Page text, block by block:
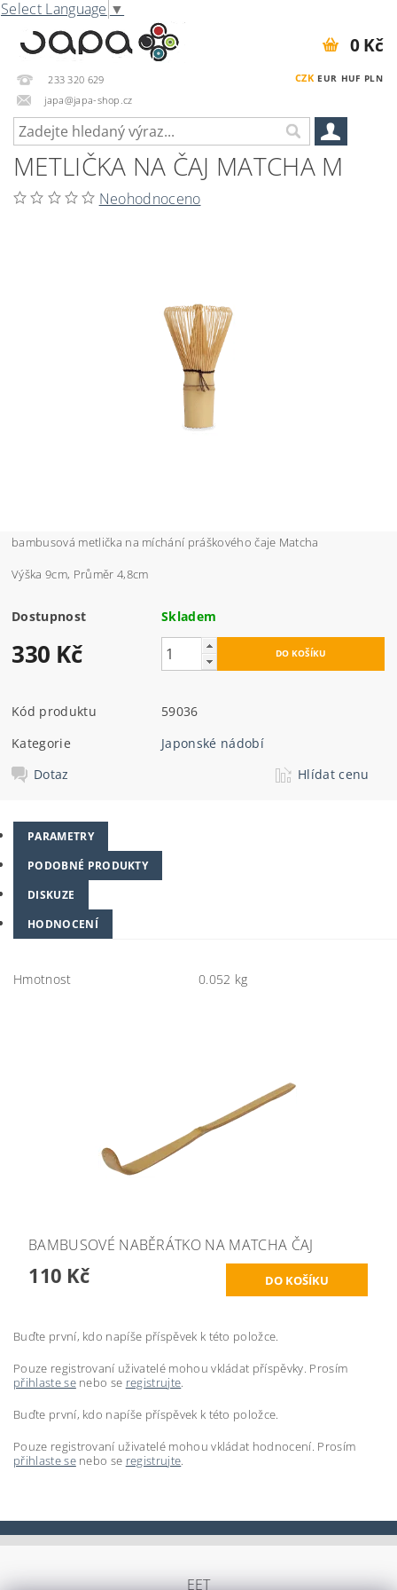
Select Language ▼
233 320 629
japa@japa-shop.cz
CZK EUR HUF PLN
0 Kč
METLIČKA NA ČAJ MATCHA M
Neohodnoceno
bambusová metlička na míchání práškového čaje Matcha
Výška 9cm, Průměr 4,8cm
Dostupnost Skladem
330 Kč
Kód produktu
59036
Kategorie
Japonské nádobí
Dotaz
Hlídat cenu
PARAMETRY
PODOBNÉ PRODUKTY
DISKUZE
HODNOCENÍ
Hmotnost 0.052 kg
BAMBUSOVÉ NABĚRÁTKO NA MATCHA ČAJ
110 Kč
Buďte první, kdo napíše příspěvek k této položce.
Pouze registrovaní uživatelé mohou vkládat příspěvky. Prosím
přihlaste senebo se registrujte.
Buďte první, kdo napíše příspěvek k této položce.
Pouze registrovaní uživatelé mohou vkládat hodnocení. Prosím
přihlaste senebo se registrujte.
EET